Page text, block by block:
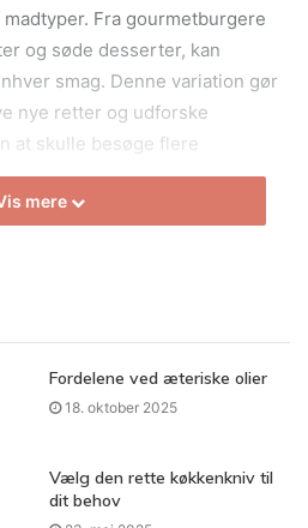
Fra gourmetburgere
og søde desserter, kan
smag. Denne variation gør
nye retter og udforske
at skulle besøge flere
begivenheder og nå ud til
bare parkeret på en travl
gør det nemt for folk at få
iværksættere
mere
Fordelene ved æteriske olier
18. oktober 2025
Vælg den rette køkkenkniv til
dit behov